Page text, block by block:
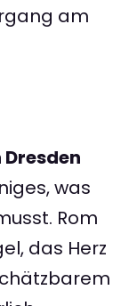
am
was
Rom
das Herz